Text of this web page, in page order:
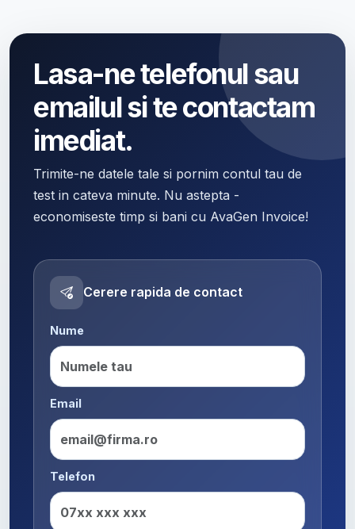
Lasa-ne telefonul sau
emailul si te contactam
imediat.
Trimite-ne datele tale si pornim contul tau de
test in cateva minute. Nu astepta -
economiseste timp si bani cu AvaGen Invoice!
Cerere rapida de contact
Nume
Email
Telefon